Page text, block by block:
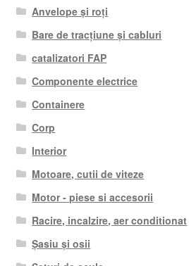
Anvelope și roți
Bare de tracțiune și cabluri
catalizatori FAP
Componente electrice
Containere
Corp
Interior
Motoare, cutii de viteze
Motor - piese si accesorii
Racire, incalzire, aer conditionat
Șasiu și osii